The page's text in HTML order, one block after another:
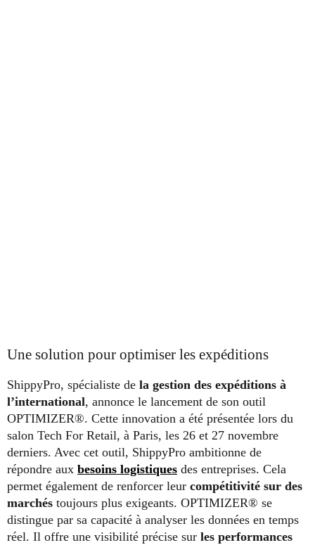
Une solution pour optimiser les expéditions
ShippyPro, spécialiste de la gestion des expéditions à
l’international, annonce le lancement de son outil
OPTIMIZER®. Cette innovation a été présentée lors du
salon Tech For Retail, à Paris, les 26 et 27 novembre
derniers. Avec cet outil, ShippyPro ambitionne de
répondre aux besoins logistiques des entreprises. Cela
permet également de renforcer leur compétitivité sur des
marchés toujours plus exigeants. OPTIMIZER® se
distingue par sa capacité à analyser les données en temps
réel. Il offre une visibilité précise sur les performances